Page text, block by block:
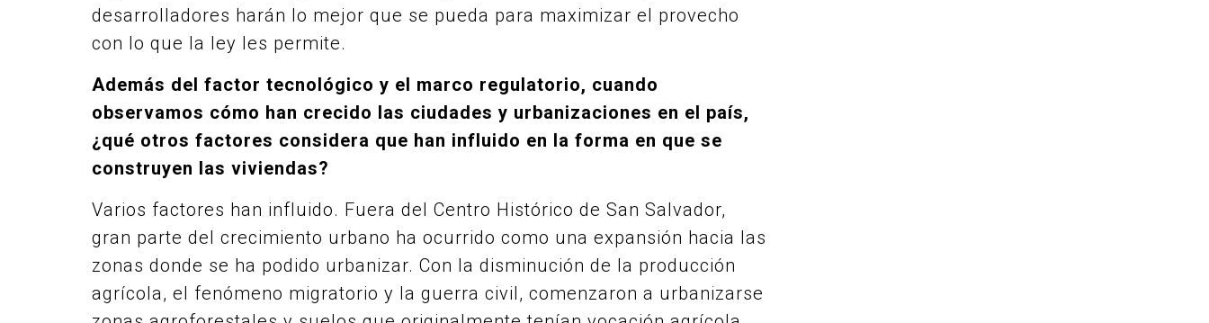
desarrolladores harán lo mejor que se pueda para maximizar el provecho
con lo que la ley les permite.
Además del factor tecnológico y el marco regulatorio, cuando
observamos cómo han crecido las ciudades y urbanizaciones en el país,
¿qué otros factores considera que han influido en la forma en que se
construyen las viviendas?
Varios factores han influido. Fuera del Centro Histórico de San Salvador,
gran parte del crecimiento urbano ha ocurrido como una expansión hacia las
zonas donde se ha podido urbanizar. Con la disminución de la producción
agrícola, el fenómeno migratorio y la guerra civil, comenzaron a urbanizarse